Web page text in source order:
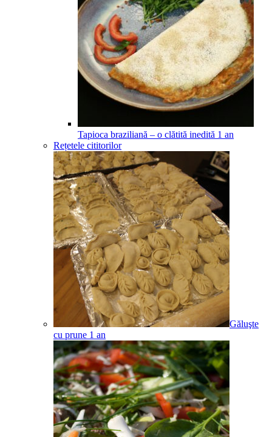
Tapioca braziliană – o clătită inedită 1 an
Rețetele cititorilor
Găluşte
cu prune 1 an